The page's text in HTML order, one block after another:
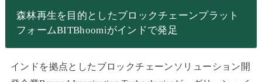
森林再生を目的としたブロックチェーンプラット
フォームBITBhoomiがインドで発足
インドを拠点としたブロックチェーンソリューション開